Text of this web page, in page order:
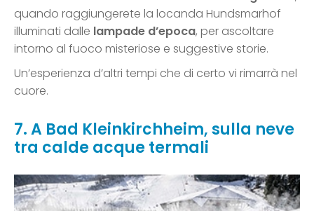
quando raggiungerete la locanda Hundsmarhof
illuminati dalle lampade d’epoca, per ascoltare
intorno al fuoco misteriose e suggestive storie.
Un’esperienza d’altri tempi che di certo vi rimarrà nel
cuore.
7. A Bad Kleinkirchheim, sulla neve
tra calde acque termali